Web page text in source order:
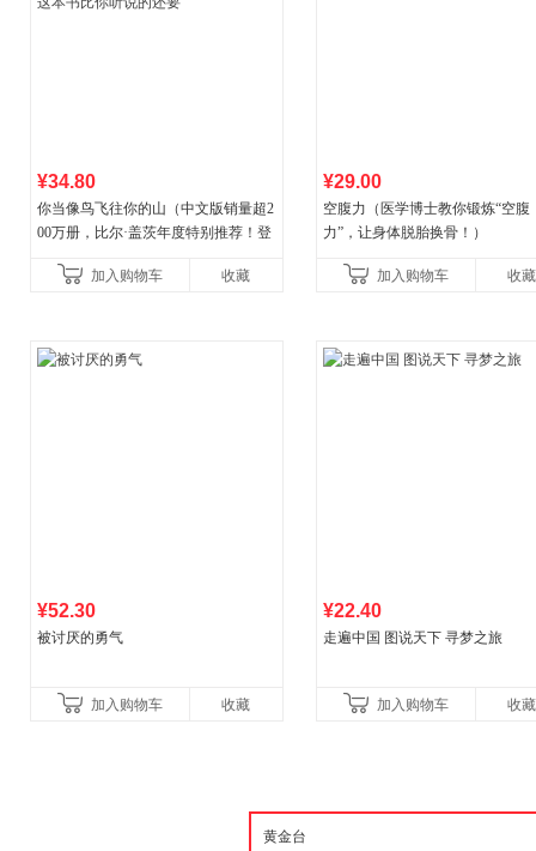
¥34.80
你当像鸟飞往你的山（中文版销量超2
00万册，比尔·盖茨年度特别推荐！登
比你听说的还要
加入购物车 收藏
¥29.00
空腹力（医学博士教你锻炼“空腹
力”，让身体脱胎换骨！）
加入购物车 收藏
¥52.30
被讨厌的勇气
加入购物车 收藏
¥22.40
走遍中国 图说天下 寻梦之旅
加入购物车 收藏